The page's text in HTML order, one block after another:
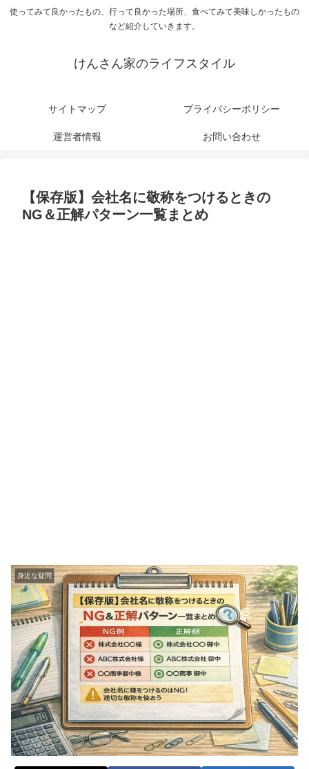
使ってみて良かったもの、行って良かった場所、食べてみて美味しかったもの
など紹介していきます。
けんさん家のライフスタイル
サイトマップ プライバシーポリシー
運営者情報 お問い合わせ
【保存版】会社名に敬称をつけるときの
NG＆正解パターン一覧まとめ
身近な疑問